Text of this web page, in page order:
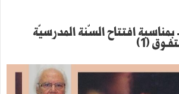
افتتاح السّنة المدرسيّة
(1)